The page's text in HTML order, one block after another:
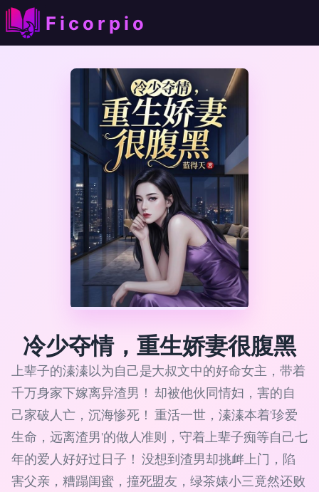
Ficorpio
冷少夺情，重生娇妻很腹黑
上辈子的溱溱以为自己是大叔文中的好命女主，带着
千万身家下嫁离异渣男！ 却被他伙同情妇，害的自
己家破人亡，沉海惨死！ 重活一世，溱溱本着'珍爱
生命，远离渣男'的做人准则，守着上辈子痴等自己七
年的爱人好好过日子！ 没想到渣男却挑衅上门，陷
害父亲，糟蹋闺蜜，撞死盟友，绿茶婊小三竟然还败